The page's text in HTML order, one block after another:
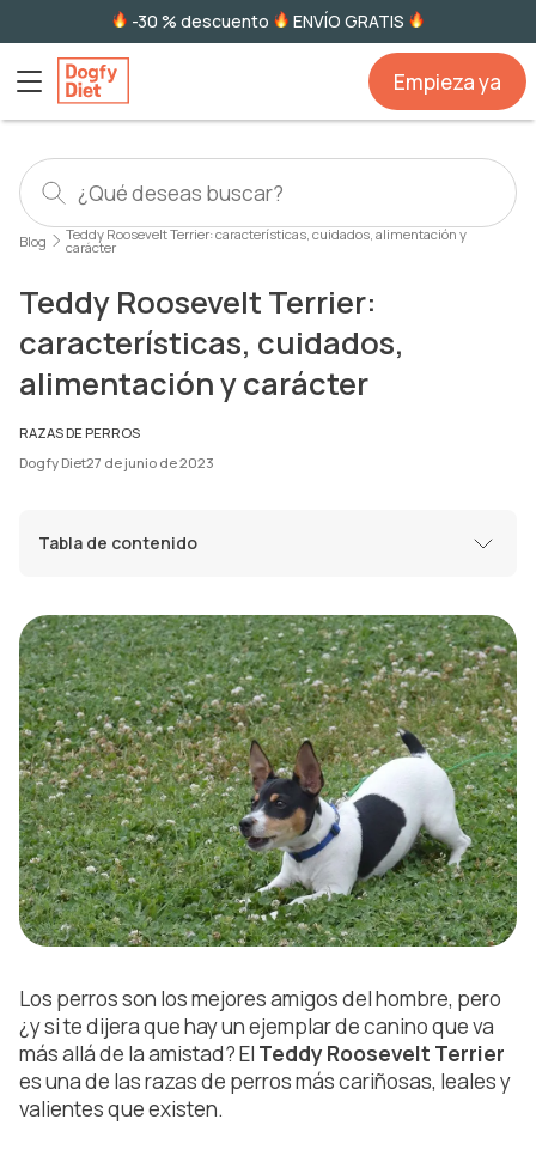
-30 % descuento ENVÍO GRATIS
Empieza ya
Blog Teddy Roosevelt Terrier: características, cuidados, alimentación y
carácter
Teddy Roosevelt Terrier:
características, cuidados,
alimentación y carácter
RAZAS DE PERROS
Dogfy Diet27 de junio de 2023
Tabla de contenido
Los perros son los mejores amigos del hombre, pero
¿y si te dijera que hay un ejemplar de canino que va
más allá de la amistad? El Teddy Roosevelt Terrier
es una de las razas de perros más cariñosas, leales y
valientes que existen.